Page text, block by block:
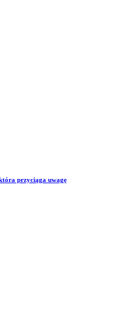
przyciąga uwagę